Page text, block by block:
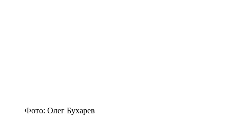
Фото: Олег Бухарев